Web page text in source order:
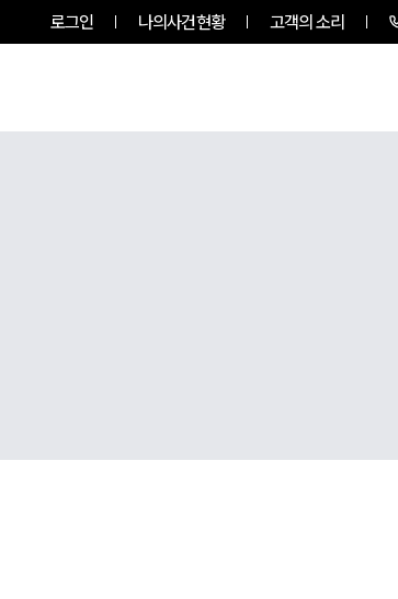
로그인 나의사건현황 고객의 소리